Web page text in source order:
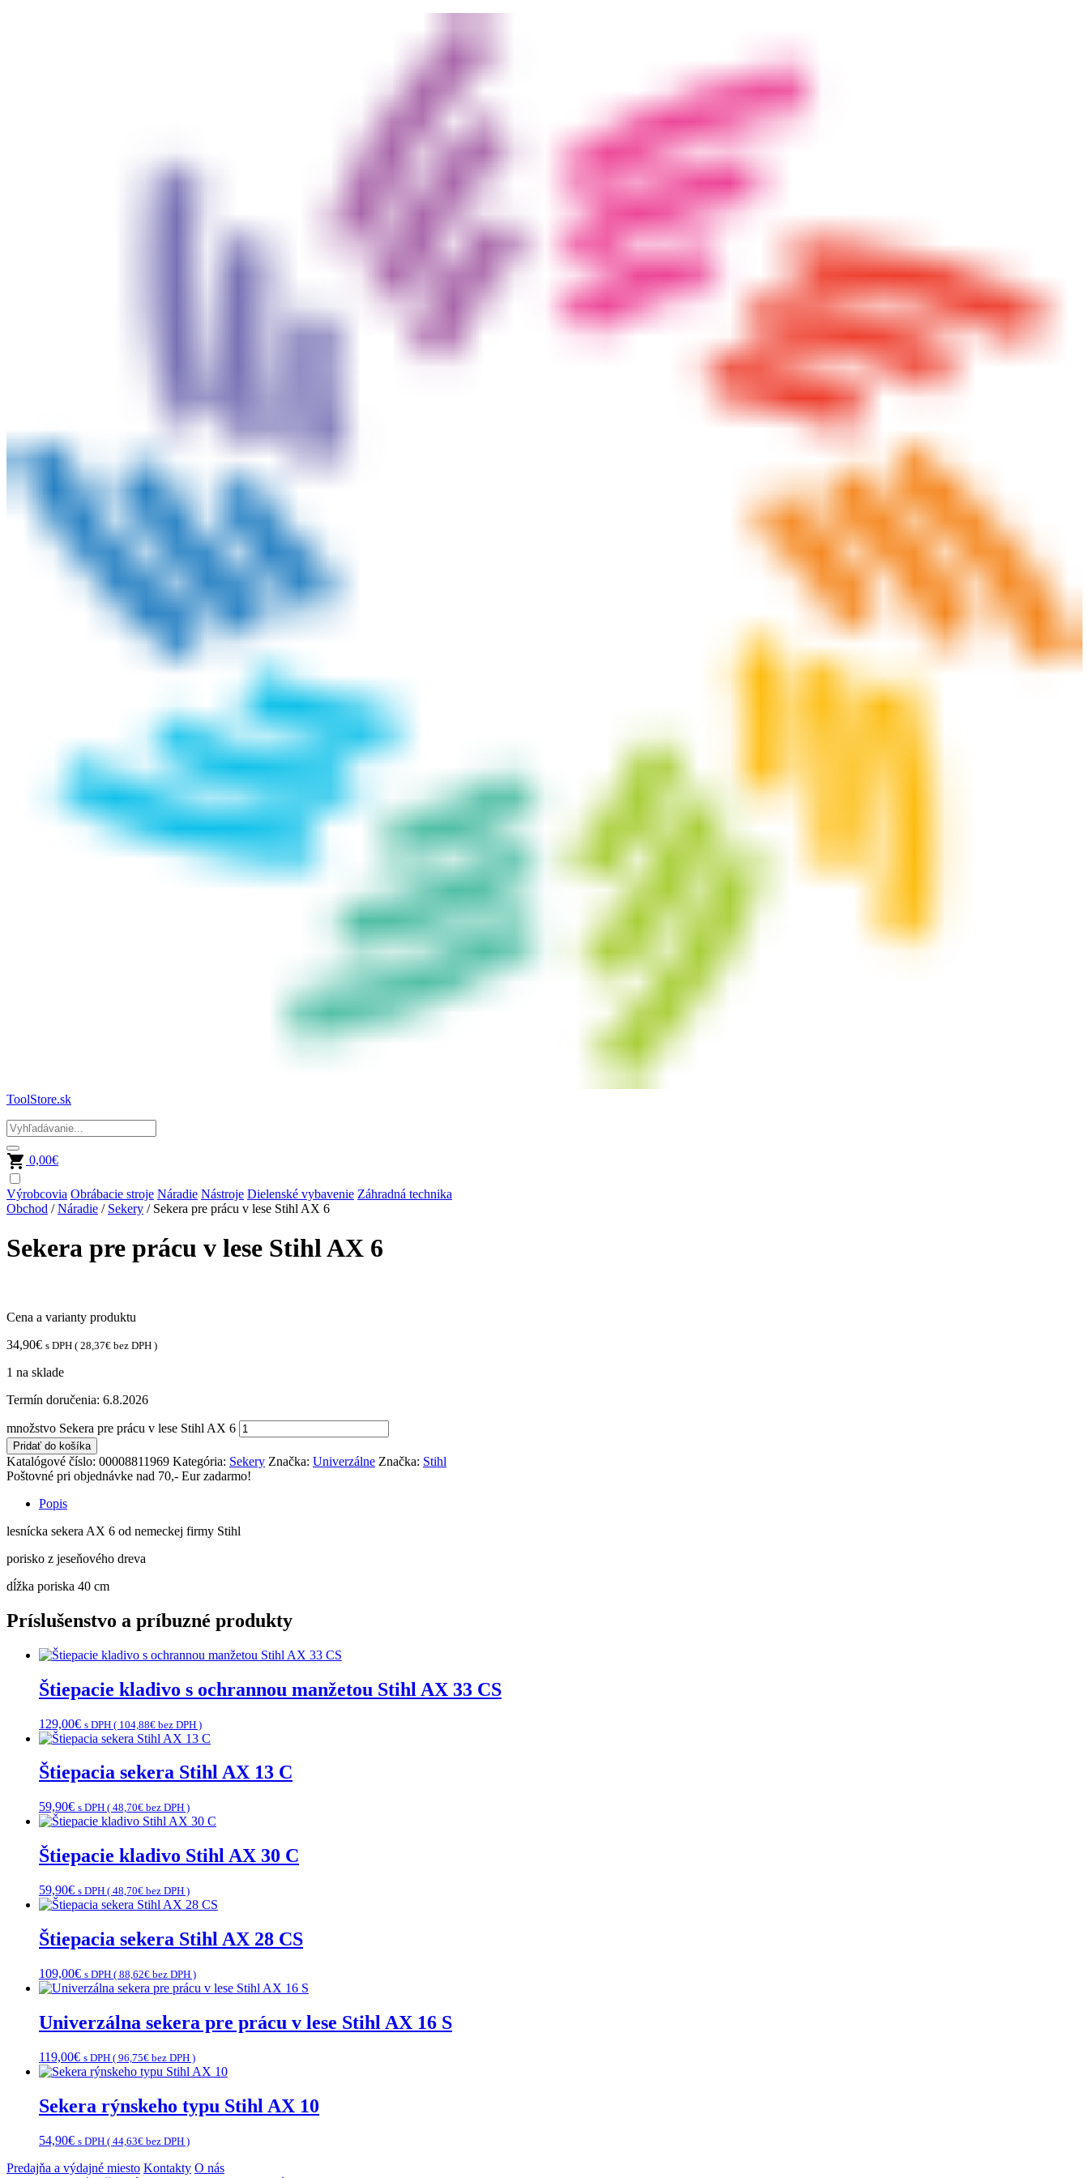
ToolStore.sk
0,00€
Výrobcovia Obrábacie stroje Náradie Nástroje Dielenské vybavenie Záhradná technika
Obchod /Náradie / Sekery / Sekera pre prácu v lese Stihl AX 6
Sekera pre prácu v lese Stihl AX 6
Cena a varianty produktu
34,90€ s DPH ( 28,37€ bez DPH )
1 na sklade
Termín doručenia: 6.8.2026
množstvo Sekera pre prácu v lese Stihl AX 6
Pridať do košíka
Katalógové číslo: 00008811969 Kategória: Sekery Značka: Univerzálne Značka: Stihl
Poštovné pri objednávke nad 70,- Eur zadarmo!
Popis
lesnícka sekera AX 6 od nemeckej firmy Stihl
porisko z jeseňového dreva
dĺžka poriska 40 cm
Príslušenstvo a príbuzné produkty
Štiepacie kladivo s ochrannou manžetou Stihl AX 33 CS
129,00€ s DPH ( 104,88€ bez DPH )
Štiepacia sekera Stihl AX 13 C
59,90€ s DPH ( 48,70€ bez DPH )
Štiepacie kladivo Stihl AX 30 C
59,90€ s DPH ( 48,70€ bez DPH )
Štiepacia sekera Stihl AX 28 CS
109,00€ s DPH ( 88,62€ bez DPH )
Univerzálna sekera pre prácu v lese Stihl AX 16 S
119,00€ s DPH ( 96,75€ bez DPH )
Sekera rýnskeho typu Stihl AX 10
54,90€ s DPH ( 44,63€ bez DPH )
Predajňa a výdajné miesto Kontakty O nás